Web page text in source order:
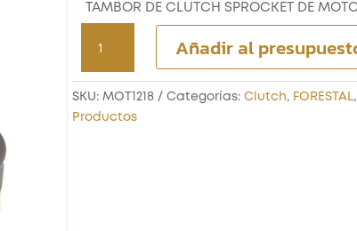
TAMBOR DE CLUTCH SPROCKET DE
CLUTCH
SPROCKET
DE
Añadir al
SKU: MOT1218 Categorías: Clutch, FORESTAL,
Productos